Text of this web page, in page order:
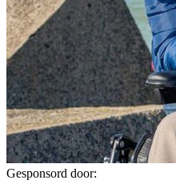
Gesponsord door: